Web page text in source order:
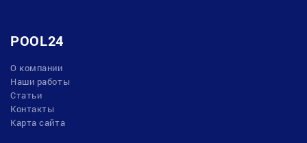
POOL24
О компании
Наши работы
Статьи
Контакты
Карта сайта